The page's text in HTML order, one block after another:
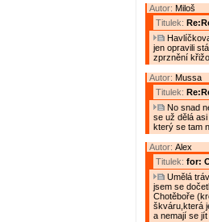
Autor: Miloš
Titulek:
jen opravili
zprznění
Autor: Mussa
Titulek:
No snad
se už dělá
který se tam
Autor: Alex
Titulek: for:
Umělá
jsem se
Chotěboře
škváru,která
a nemají se